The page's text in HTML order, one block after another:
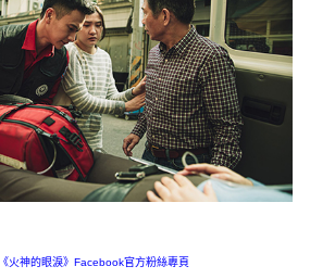
《火神的眼淚》Facebook官方粉絲專頁